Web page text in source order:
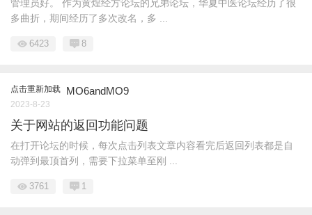
管理员好。 作为黄煌经方论坛的兄弟论坛，华夏中医论坛经历了很
多曲折，期间经历了多次改名，多 ...
6423 8
点击重新加载 MO6andMO9
2023-8-23
关于网站的返回功能问题
在打开论坛的时候，每次点击列表文章内容看完后返回列表都是自
动弹到最顶首列，需要下拉菜单至刚 ...
3761 1